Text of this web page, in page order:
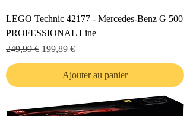
LEGO Technic 42177 - Mercedes-Benz G 500
PROFESSIONAL Line
Prix original
249,99 € Prix promotionnel
199,89 €
Ajouter au panier